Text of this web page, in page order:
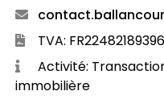
TVA: FR22482189396
Activité:
immobilière